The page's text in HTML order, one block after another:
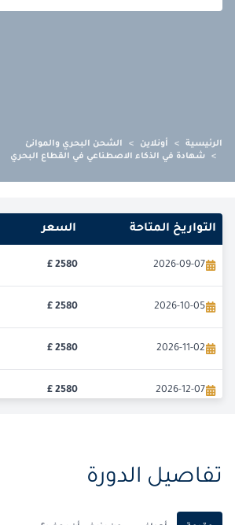
الرئيسية > أونلاين >
الشحن البحري والموانئ
>
شهادة في الذكاء الاصطناعي في القطاع البحري
التواريخ المتاحة السعر
2026-09-07
2580
£
2026-10-05
2580
£
2026-11-02
2580
£
2026-12-07
2580
£
تفاصيل الدورة